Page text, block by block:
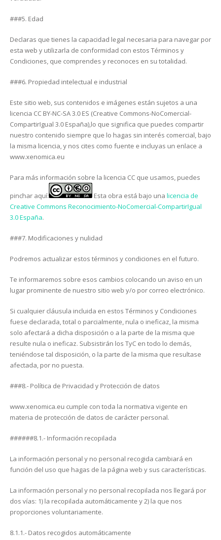
###5. Edad
Declaras que tienes la capacidad legal necesaria para navegar por
esta web y utilizarla de conformidad con estos Términos y
Condiciones, que comprendes y reconoces en su totalidad.
###6. Propiedad intelectual e industrial
Este sitio web, sus contenidos e imágenes están sujetos a una
licencia CC BY-NC-SA 3.0 ES (Creative Commons-NoComercial-
CompartirIgual 3.0 España),lo que significa que puedes compartir
nuestro contenido siempre que lo hagas sin interés comercial, bajo
la misma licencia, y nos cites como fuente e incluyas un enlace a
www.xenomica.eu
Para más información sobre la licencia CC que usamos, puedes
pinchar aquí: Esta obra está bajo una licencia de
Creative Commons Reconocimiento-NoComercial-CompartirIgual
3.0 España.
###7. Modificaciones y nulidad
Podremos actualizar estos términos y condiciones en el futuro.
Te informaremos sobre esos cambios colocando un aviso en un
lugar prominente de nuestro sitio web y/o por correo electrónico.
Si cualquier cláusula incluida en estos Términos y Condiciones
fuese declarada, total o parcialmente, nula o ineficaz, la misma
solo afectará a dicha disposición o a la parte de la misma que
resulte nula o ineficaz. Subsistirán los TyC en todo lo demás,
teniéndose tal disposición, o la parte de la misma que resultase
afectada, por no puesta.
###8.- Política de Privacidad y Protección de datos
www.xenomica.eu cumple con toda la normativa vigente en
materia de protección de datos de carácter personal.
######8.1.- Información recopilada
La información personal y no personal recogida cambiará en
función del uso que hagas de la página web y sus características.
La información personal y no personal recopilada nos llegará por
dos vías: 1) la recopilada automáticamente y 2) la que nos
proporciones voluntariamente.
8.1.1.- Datos recogidos automáticamente